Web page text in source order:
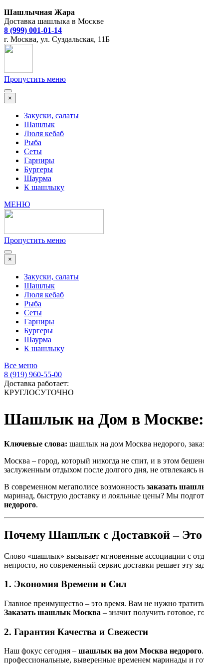
Шашлычная Жара
Доставка шашлыка в Москве
8 (999) 001-01-14
г. Москва, ул. Суздальская, 11Б
Пропустить меню
×
Закуски, салаты
Шашлык
Люля кебаб
Рыба
Сеты
Гарниры
Бургеры
Шаурма
К шашлыку
МЕНЮ
Пропустить меню
×
Закуски, салаты
Шашлык
Люля кебаб
Рыба
Сеты
Гарниры
Бургеры
Шаурма
К шашлыку
Все меню
8 (919) 960-55-00
Доставка работает:
КРУГЛОСУТОЧНО
Шашлык на Дом в Москве:
Ключевые слова: шашлык на дом Москва недорого,
Москва – город, который никогда не спит, и в этом
заслуженным отдыхом после долгого дня, не отвлекаясь
В современном мегаполисе возможность заказать
маринад, быструю доставку и лояльные цены? Мы
недорого.
Почему Шашлык с Доставкой –
Слово «шашлык» вызывает мгновенные ассоциации с
непросто, но современный сервис доставки решает эту
1. Экономия Времени и Сил
Главное преимущество – это время. Вам не нужно
Заказать шашлык Москва – значит получить готовое,
2. Гарантия Качества и Свежести
Наш фокус сегодня – шашлык на дом Москва недорого
профессиональные, выверенные временем маринады и